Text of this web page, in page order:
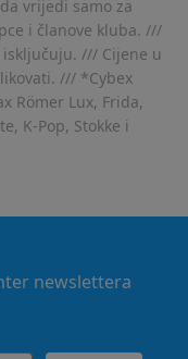
vrijedi samo za
i članove kluba. ///
/// Cijene u
/// *Cybex
Römer Lux, Frida,
K-Pop, Stokke i
newslettera